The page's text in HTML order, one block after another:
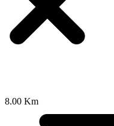
8.00 Km